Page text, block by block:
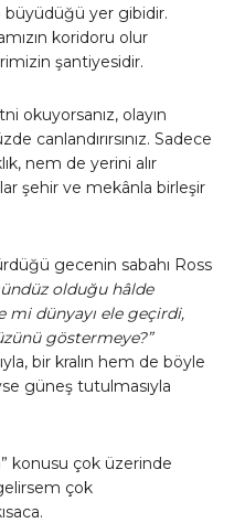
büyüdüğü yer gibidir.
koridoru olur
şantiyesidir.
okuyorsanız, olayın
canlandırırsınız. Sadece
nem de yerini alır
şehir ve mekânla birleşir
gecenin sabahı Ross
olduğu hâlde
mi dünyayı ele geçirdi,
göstermeye?”
bir kralın hem de böyle
güneş tutulmasıyla
konusu çok üzerinde
çok